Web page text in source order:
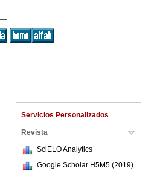
Servicios Personalizados
Revista
SciELO Analytics
Google Scholar H5M5 (2019)